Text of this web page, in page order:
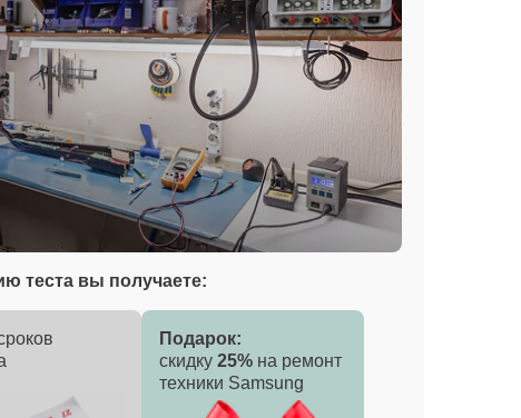
теста вы получаете:
Подарок:
скидку 25% на ремонт
техники Samsung